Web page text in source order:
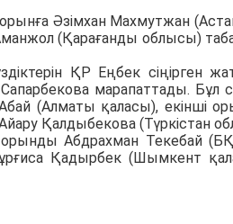
Әзімхан Махмутжан
(Қарағанды облысы)
ҚР Еңбек сіңірген
марапаттады.
(Алматы қаласы), екінші
Қалдыбекова (Түркістан
орынды Абдрахман Текебай
Қадырбек (Шымкент